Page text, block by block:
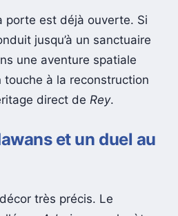
porte est déjà ouverte. Si
jusqu’à un sanctuaire
une aventure spatiale
à la reconstruction
direct de Rey.
et un duel au
très précis. Le